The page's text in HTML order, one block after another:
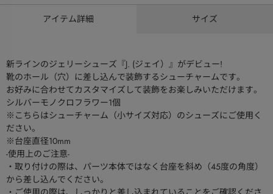
アイテム詳細 サイズ
新ラインのジェリーシューズ『J. (ジェイ）』がデビュー!
靴のホール（穴）に差し込んで装飾するシューチャームです。
お好みに合わせてカスタマイズして装飾をお楽しみいただけます。
シルバーモノクロフラワー1個
※こちらはシューチャーム（小サイズ対応）のシューズにご使用く
ださい。
※台座直径10mm
-使用上のご注意-
・取り付けの際は、パーツ本体ではなく台座を斜め（45度の角度）
から差し込んでください。